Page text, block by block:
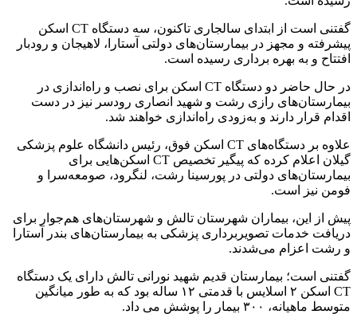
گفتنی است از ابتدای سالجاری تاکنون، سه دستگاه CT اسکن‌
پیشرفته و مجهز در بیمارستان‌های دولتی آستارا، لاهیجان و رودبار
افتتاح و به بهره برداری رسیده است.
در حال حاضر دو دستگاه CT اسکن برای نصب و راه‌اندازی در
بیمارستان‌های رازی رشت و شهید انصاری رودسر نیز در دست
اقدام قرار دارند و به‌زودی راه‌اندازی خواهند شد.
علاوه بر دستگاه‌های CT اسکن فوق، رئیس دانشگاه علوم پزشکی
گیلان اعلام کرده که پیگیر تخصیص CT اسکن‌هایی برای
بیمارستان‌های دولتی در پورسینا رشت، لنگرود، صومعه‌سرا و
فومن نیز است.
پیش ‌از این، بیماران شهرستان تالش و شهرستان‌های هم‌جوار برای
دریافت خدمات تصویربرداری پزشکی به بیمارستان‌های بندر آستارا
و رشت اعزام می‌شدند.
گفتنی است؛ بیمارستان قدیم شهید نورانی تالش دارای یک دستگاه
CT اسکن ۲ اسلایس با قدمتی ١٢ ساله بود که به طور میانگین
متوسط ماهیانه، ٣٠٠ بیمار را پوشش می داد.